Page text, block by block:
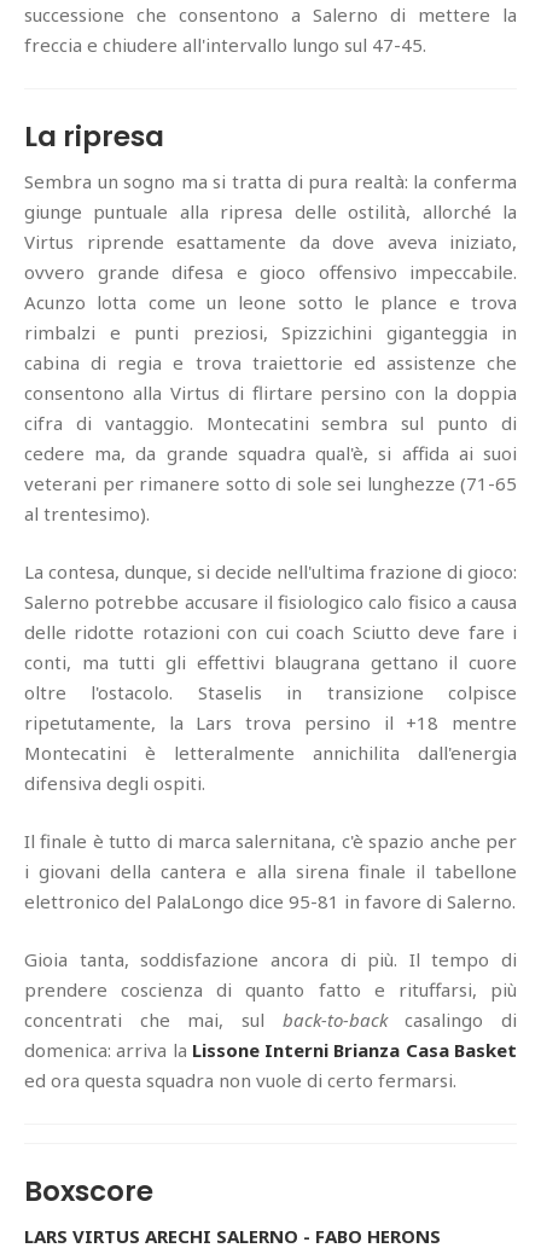
successione che consentono a Salerno di mettere la
freccia e chiudere all'intervallo lungo sul 47-45.
La ripresa
Sembra un sogno ma si tratta di pura realtà: la conferma
giunge puntuale alla ripresa delle ostilità, allorché la
Virtus riprende esattamente da dove aveva iniziato,
ovvero grande difesa e gioco offensivo impeccabile.
Acunzo lotta come un leone sotto le plance e trova
rimbalzi e punti preziosi, Spizzichini giganteggia in
cabina di regia e trova traiettorie ed assistenze che
consentono alla Virtus di flirtare persino con la doppia
cifra di vantaggio. Montecatini sembra sul punto di
cedere ma, da grande squadra qual'è, si affida ai suoi
veterani per rimanere sotto di sole sei lunghezze (71-65
al trentesimo).
La contesa, dunque, si decide nell'ultima frazione di gioco:
Salerno potrebbe accusare il fisiologico calo fisico a causa
delle ridotte rotazioni con cui coach Sciutto deve fare i
conti, ma tutti gli effettivi blaugrana gettano il cuore
oltre l'ostacolo. Staselis in transizione colpisce
ripetutamente, la Lars trova persino il +18 mentre
Montecatini è letteralmente annichilita dall'energia
difensiva degli ospiti.
Il finale è tutto di marca salernitana, c'è spazio anche per
i giovani della cantera e alla sirena finale il tabellone
elettronico del PalaLongo dice 95-81 in favore di Salerno.
Gioia tanta, soddisfazione ancora di più. Il tempo di
prendere coscienza di quanto fatto e rituffarsi, più
concentrati che mai, sul back-to-backcasalingo di
domenica: arriva la Lissone Interni Brianza Casa Basket
ed ora questa squadra non vuole di certo fermarsi.
Boxscore
LARS VIRTUS ARECHI SALERNO - FABO HERONS